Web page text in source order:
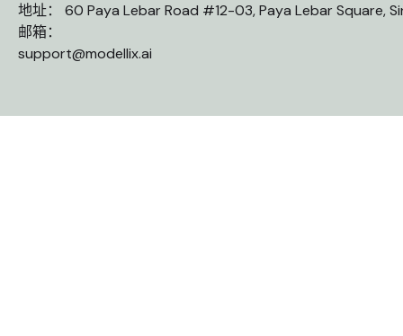
地址： 60 Paya Lebar Road #12-03, Paya Lebar Square,
邮箱：
support@modellix.ai